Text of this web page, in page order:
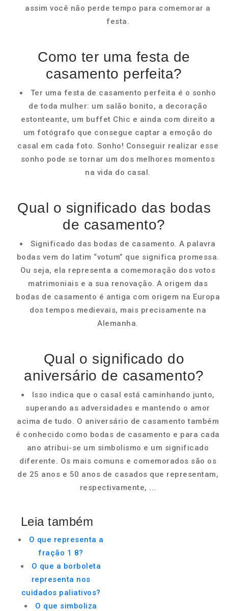
assim você não perde tempo para comemorar a
festa.
Como ter uma festa de
casamento perfeita?
Ter uma festa de casamento perfeita é o sonho
de toda mulher: um salão bonito, a decoração
estonteante, um buffet Chic e ainda com direito a
um fotógrafo que consegue captar a emoção do
casal em cada foto. Sonho! Conseguir realizar esse
sonho pode se tornar um dos melhores momentos
na vida do casal.
Qual o significado das bodas
de casamento?
Significado das bodas de casamento. A palavra
bodas vem do latim “votum” que significa promessa.
Ou seja, ela representa a comemoração dos votos
matrimoniais e a sua renovação. A origem das
bodas de casamento é antiga com origem na Europa
dos tempos medievais, mais precisamente na
Alemanha.
Qual o significado do
aniversário de casamento?
Isso indica que o casal está caminhando junto,
superando as adversidades e mantendo o amor
acima de tudo. O aniversário de casamento também
é conhecido como bodas de casamento e para cada
ano atribui-se um simbolismo e um significado
diferente. Os mais comuns e comemorados são os
de 25 anos e 50 anos de casados que representam,
respectivamente, ...
Leia também
O que representa a
fração 1 8?
O que a borboleta
representa nos
cuidados paliativos?
O que simboliza